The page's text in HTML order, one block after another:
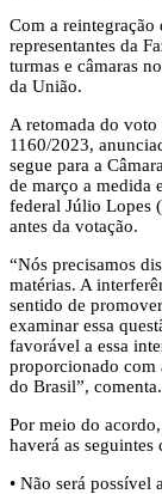
Com a
representantes da
turmas e câmaras
da União.
A retomada do
1160/2023,
segue para a
de março a medida
federal Júlio Lopes
antes da votação.
“Nós precisamos
matérias. A
sentido de
examinar essa
favorável a essa
proporcionado com
do Brasil”, comenta.
Por meio do
haverá as seguintes
• Não será possível